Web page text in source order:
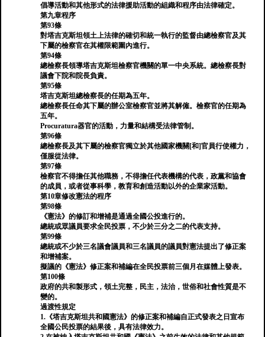
倡導活動和其他形式的法律援助活動的組織和程序由法律確定。
第九章程序
第93條
對塔吉克斯坦領土上法律的確切和統一執行的監督由總檢察官及其
下屬的檢察官在其權限範圍內進行。
第94條
總檢察長領導塔吉克斯坦檢察官機關的單一中央系統。總檢察長對
議會下院和院長負責。
第95條
塔吉克斯坦總檢察長的任期為五年。
總檢察長任命其下屬的辦公室檢察官並將其解僱。檢察官的任期為
五年。
Procuratura器官的活動，力量和結構受法律管制。
第96條
總檢察長及其下屬的檢察官獨立於其他國家機關[和]官員行使權力，
僅服從法律。
第97條
檢察官不得擔任其他職務，不得擔任代表機構的代表，政黨和協會
的成員，或者從事科學，教育和創造活動以外的企業家活動。
第10章修改憲法的程序
第98條
《憲法》的修訂和增補是通過全國公投進行的。
總統或眾議員要求全民投票，不少於三分之二的代表支持。
第99條
總統或不少於三名議會議員和三名議員的議員對憲法提出了修正案
和增補案。
擬議的《憲法》修正案和補編在全民投票前三個月在媒體上發表。
第100條
政府的共和製形式，領土完整，民主，法治，世俗和社會性質是不
變的。
過渡性規定
1.《塔吉克斯坦共和國憲法》的修正案和補編自正式發表之日宣布
全國公民投票的結果後，具有法律效力。